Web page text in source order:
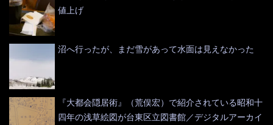
値上げ
沼へ行ったが、まだ雪があって水面は見えなかった
『大都会隠居術』（荒俣宏）で紹介されている昭和十
四年の浅草絵図が台東区立図書館／デジタルアーカイ